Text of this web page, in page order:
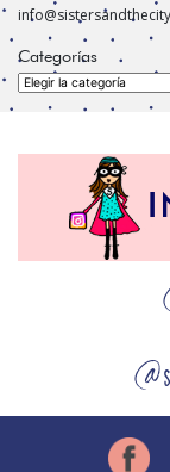
Categorías
Categorías